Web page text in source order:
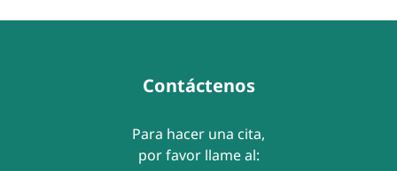
Contáctenos
Para hacer una cita,
por favor llame al: